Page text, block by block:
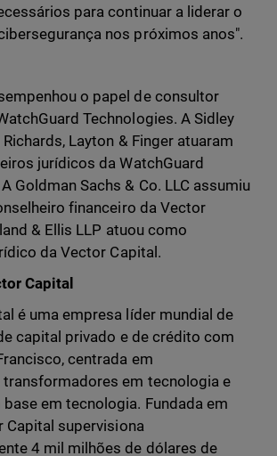
para continuar a liderar o
nos próximos anos".
o papel de consultor
Technologies. A Sidley
Layton & Finger atuaram
jurídicos da WatchGuard
Goldman Sachs & Co. LLC assumiu
financeiro da Vector
& Ellis LLP atuou como
da Vector Capital.
Capital
é uma empresa líder mundial de
capital privado e de crédito com
centrada em
em tecnologia e
em tecnologia. Fundada em
Capital supervisiona
4 mil milhões de dólares de